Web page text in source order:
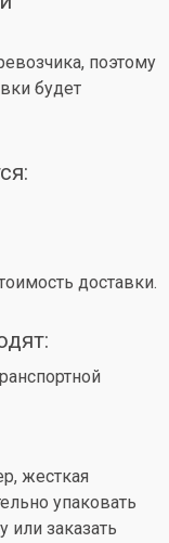
поэтому
будет
доставки.
жесткая
упаковать
или заказать